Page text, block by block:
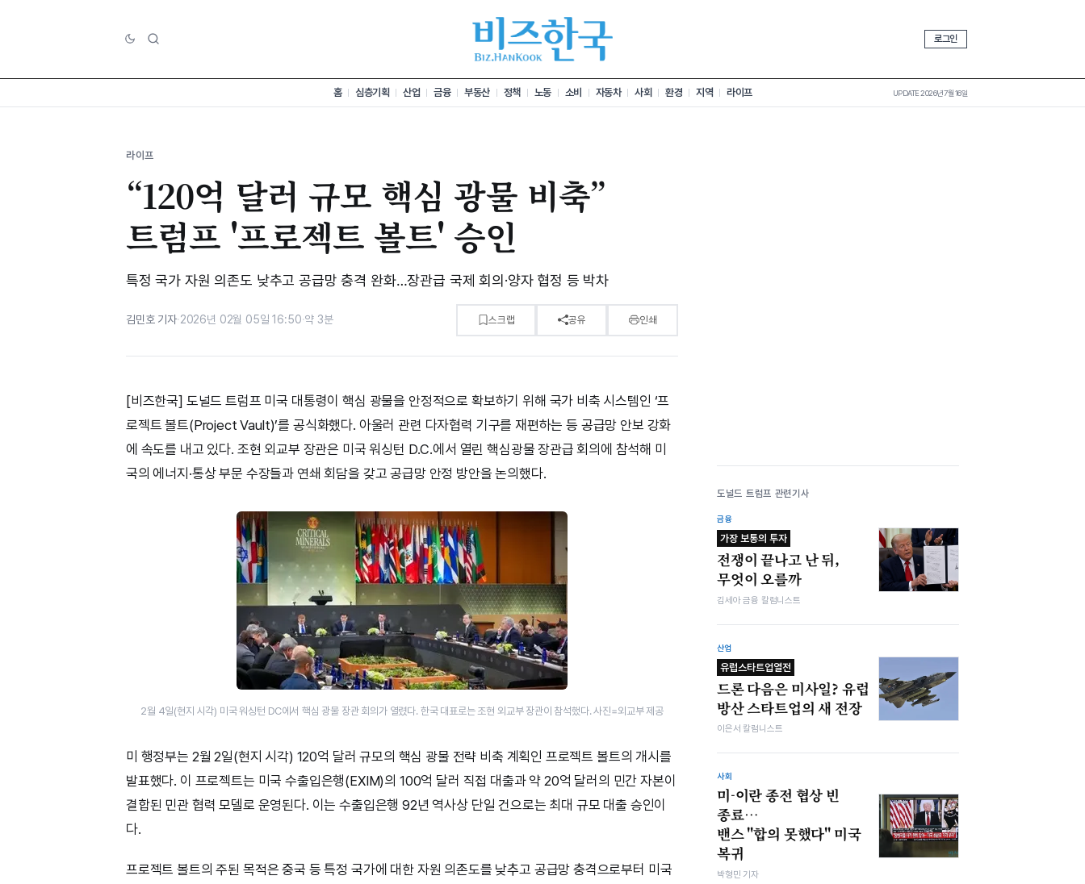
로그인
홈 심층기획 산업 금융 부동산 정책 노동 소비 자동차 사회 환경 지역 라이프 UPDATE 2026년 7월 16일
라이프
“120억 달러 규모 핵심 광물 비축”
트럼프 '프로젝트 볼트' 승인
특정 국가 자원 의존도 낮추고 공급망 충격 완화…장관급 국제 회의·양자 협정 등 박차
김민호 기자·2026년 02월 05일 16:50·약 3분 스크랩 공유 인쇄
[비즈한국] 도널드 트럼프 미국 대통령이 핵심 광물을 안정적으로 확보하기 위해 국가 비축 시스템인 ‘프
로젝트 볼트(Project Vault)’를 공식화했다. 아울러 관련 다자협력 기구를 재편하는 등 공급망 안보 강화
에 속도를 내고 있다. 조현 외교부 장관은 미국 워싱턴 D.C.에서 열린 핵심광물 장관급 회의에 참석해 미
국의 에너지·통상 부문 수장들과 연쇄 회담을 갖고 공급망 안정 방안을 논의했다.
2월 4일(현지 시각) 미국 워싱턴 DC에서 핵심 광물 장관 회의가 열렸다. 한국 대표로는 조현 외교부 장관이 참석했다. 사진=외교부 제공
미 행정부는 2월 2일(현지 시각) 120억 달러 규모의 핵심 광물 전략 비축 계획인 프로젝트 볼트의 개시를
발표했다. 이 프로젝트는 미국 수출입은행(EXIM)의 100억 달러 직접 대출과 약 20억 달러의 민간 자본이
결합된 민관 협력 모델로 운영된다. 이는 수출입은행 92년 역사상 단일 건으로는 최대 규모 대출 승인이
다.
프로젝트 볼트의 주된 목적은 중국 등 특정 국가에 대한 자원 의존도를 낮추고 공급망 충격으로부터 미국
도널드 트럼프 관련기사
금융
가장 보통의 투자
전쟁이 끝나고 난 뒤,
무엇이 오를까
김세아 금융 칼럼니스트
산업
유럽스타트업열전
드론 다음은 미사일? 유럽
방산 스타트업의 새 전장
이은서 칼럼니스트
사회
미-이란 종전 협상 빈
종료…
밴스 "합의 못했다" 미국
복귀
박형민 기자